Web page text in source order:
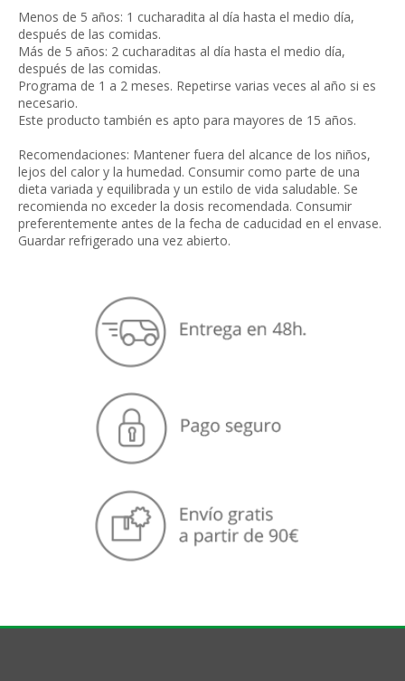
Menos de 5 años: 1 cucharadita al día hasta el medio día,
después de las comidas.
Más de 5 años: 2 cucharaditas al día hasta el medio día,
después de las comidas.
Programa de 1 a 2 meses. Repetirse varias veces al año si es
necesario.
Este producto también es apto para mayores de 15 años.
Recomendaciones: Mantener fuera del alcance de los niños,
lejos del calor y la humedad. Consumir como parte de una
dieta variada y equilibrada y un estilo de vida saludable. Se
recomienda no exceder la dosis recomendada. Consumir
preferentemente antes de la fecha de caducidad en el envase.
Guardar refrigerado una vez abierto.